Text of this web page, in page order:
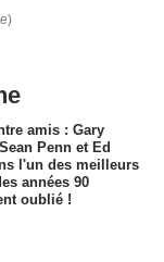
amis : Gary
Penn et Ed
l'un des meilleurs
années 90
oublié !